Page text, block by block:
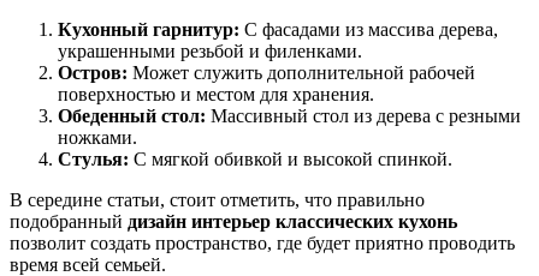
Кухонный гарнитур: С фасадами из массива дерева,
украшенными резьбой и филенками.
Остров: Может служить дополнительной рабочей
поверхностью и местом для хранения.
Обеденный стол: Массивный стол из дерева с резными
ножками.
Стулья: С мягкой обивкой и высокой спинкой.
В середине статьи, стоит отметить, что правильно
подобранный дизайн интерьер классических кухонь
позволит создать пространство, где будет приятно проводить
время всей семьей.